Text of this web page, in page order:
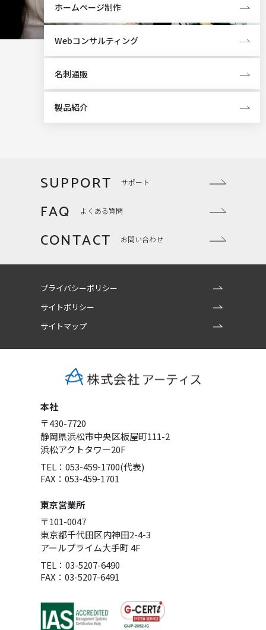
ホームページ制作
Webコンサルティング
名刺通販
製品紹介
SUPPORT サポート
FAQ よくある質問
CONTACT お問い合わせ
プライバシーポリシー
サイトポリシー
サイトマップ
本社
〒430-7720
静岡県浜松市中央区板屋町111-2
浜松アクトタワー20F
TEL：053-459-1700(代表)
FAX：053-459-1701
東京営業所
〒101-0047
東京都千代田区内神田2-4-3
アールプライム大手町 4F
TEL：03-5207-6490
FAX：03-5207-6491